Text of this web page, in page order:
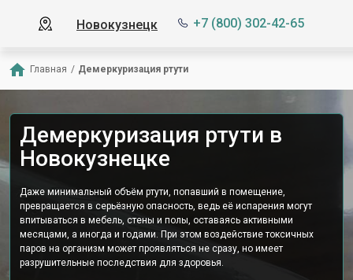
Новокузнецк +7 (800) 302-42-65
Главная / Демеркуризация ртути
Демеркуризация ртути в
Новокузнецке
Даже минимальный объём ртути, попавший в помещение,
превращается в серьёзную опасность, ведь её испарения могут
впитываться в мебель, стены и полы, оставаясь активными
месяцами, а иногда и годами. При этом воздействие токсичных
паров на организм может проявляться не сразу, но имеет
разрушительные последствия для здоровья.